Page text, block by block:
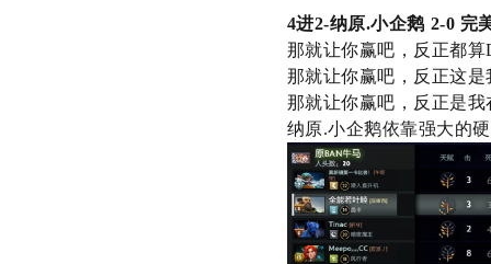
4进2-纳原.小企鹅 2-0 完
那就让你赢吧，反正都算
那就让你赢吧，反正这
那就让你赢吧，反正是
纳原.小企鹅依靠强大的